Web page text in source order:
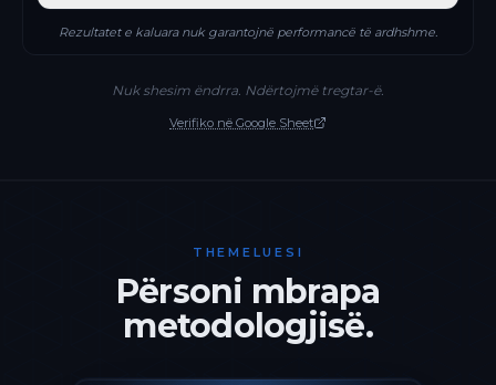
Rezultatet e kaluara nuk garantojnë performancë të ardhshme.
Nuk shesim ëndrra. Ndërtojmë tregtar-ë.
Verifiko në Google Sheet
THEMELUESI
Përsoni mbrapa
metodologjisë.